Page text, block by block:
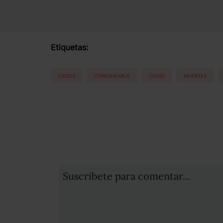
Etiquetas:
CASOS CORONAVIRUS COVID MUERTES
Suscribete para comentar...